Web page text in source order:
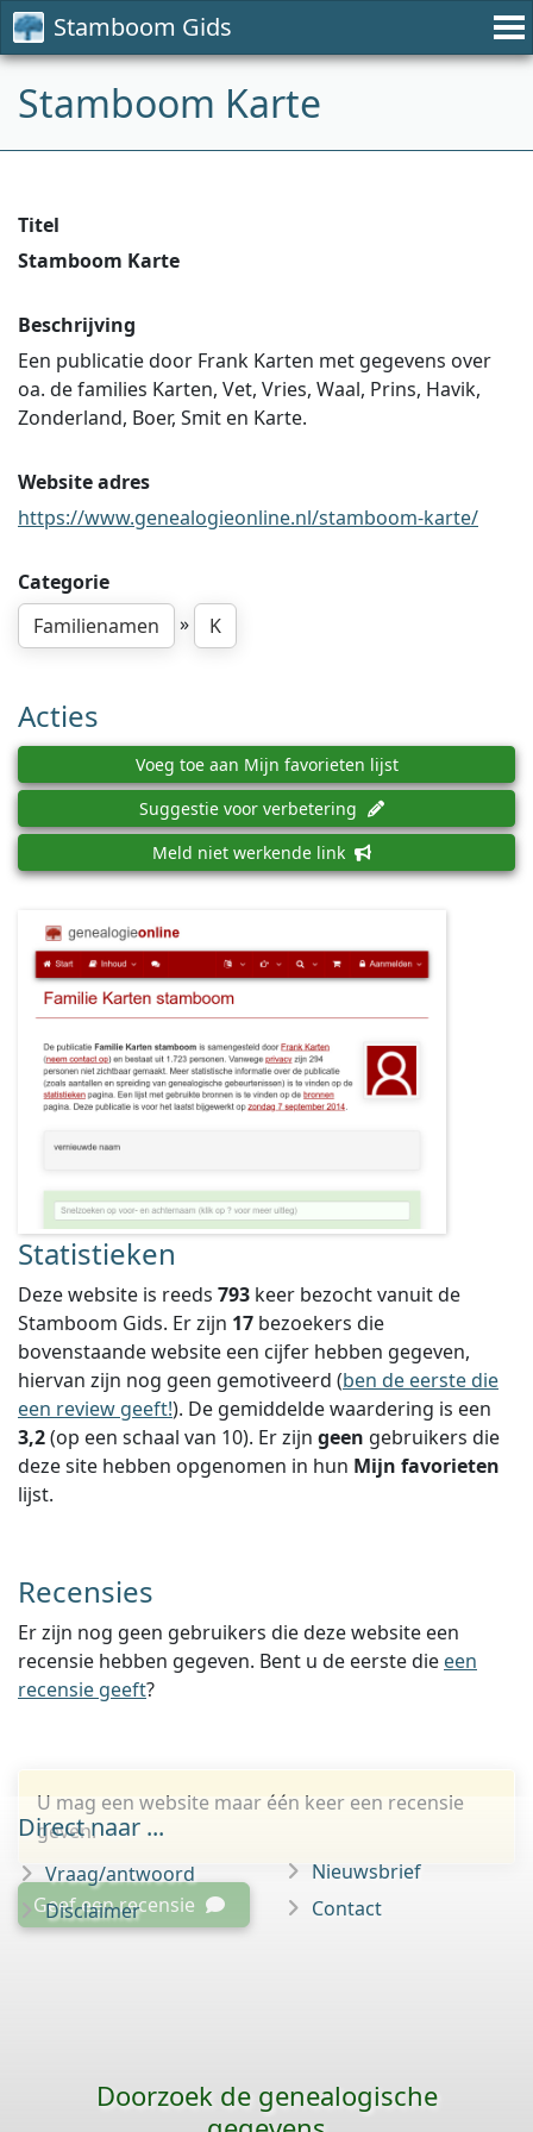
Stamboom Gids
Stamboom Karte
Titel
Stamboom Karte
Beschrijving
Een publicatie door Frank Karten met gegevens over
oa. de families Karten, Vet, Vries, Waal, Prins, Havik,
Zonderland, Boer, Smit en Karte.
Website adres
https://www.genealogieonline.nl/stamboom-karte/
Categorie
Familienamen
» K
Acties
Voeg toe aan Mijn favorieten lijst
Suggestie voor verbetering
Meld niet werkende link
Statistieken
Deze website is reeds 793 keer bezocht vanuit de
Stamboom Gids. Er zijn 17 bezoekers die
bovenstaande website een cijfer hebben gegeven,
hiervan zijn nog geen gemotiveerd (ben de eerste die
een review geeft!). De gemiddelde waardering is een
3,2(op een schaal van 10). Er zijn geen gebruikers die
deze site hebben opgenomen in hun Mijn favorieten
lijst.
Recensies
Er zijn nog geen gebruikers die deze website een
recensie hebben gegeven. Bent u de eerste die een
recensie geeft?
U mag een website maar één keer een recensie
geven.
Geef een recensie
Direct naar ...
Vraag/antwoord
Disclaimer
Nieuwsbrief
Contact
Doorzoek de genealogische